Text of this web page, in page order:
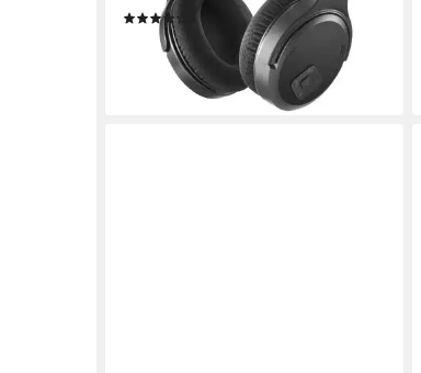
(8)
ab 59,58 € UVP 79,00 €
lieferbar - in 3-4 Werktagen bei dir